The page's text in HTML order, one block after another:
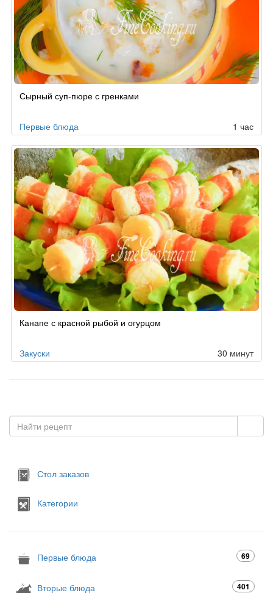
Сырный суп-пюре с гренками
Первые блюда 1 час
Канапе с красной рыбой и огурцом
Закуски 30 минут
Стол заказов
Категории
Первые блюда 69
Вторые блюда 401